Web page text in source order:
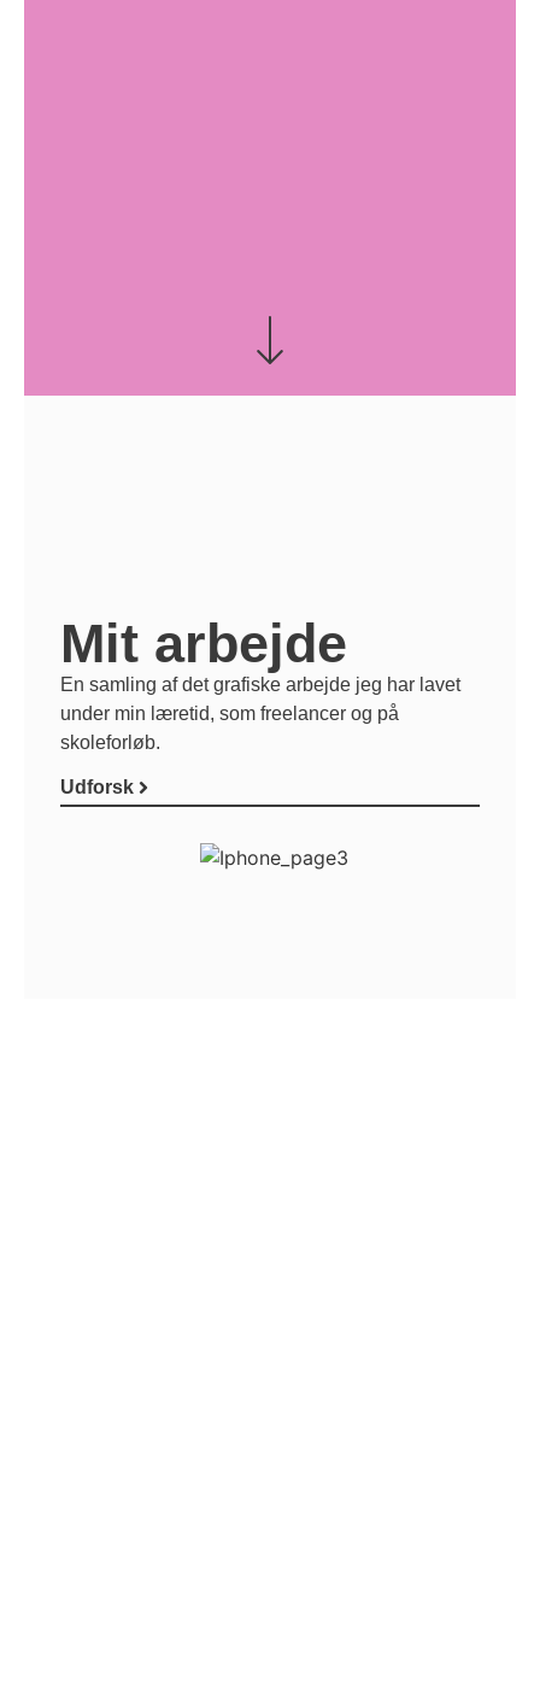
Mit arbejde
En samling af det grafiske arbejde jeg har lavet
under min læretid, som freelancer og på
skoleforløb.
Udforsk